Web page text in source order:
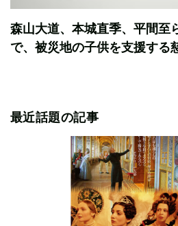
森山大道、本城直季、平間至
で、被災地の子供を支援する
最近話題の記事